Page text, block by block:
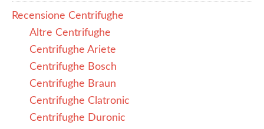
Recensione Centrifughe
Altre Centrifughe
Centrifughe Ariete
Centrifughe Bosch
Centrifughe Braun
Centrifughe Clatronic
Centrifughe Duronic